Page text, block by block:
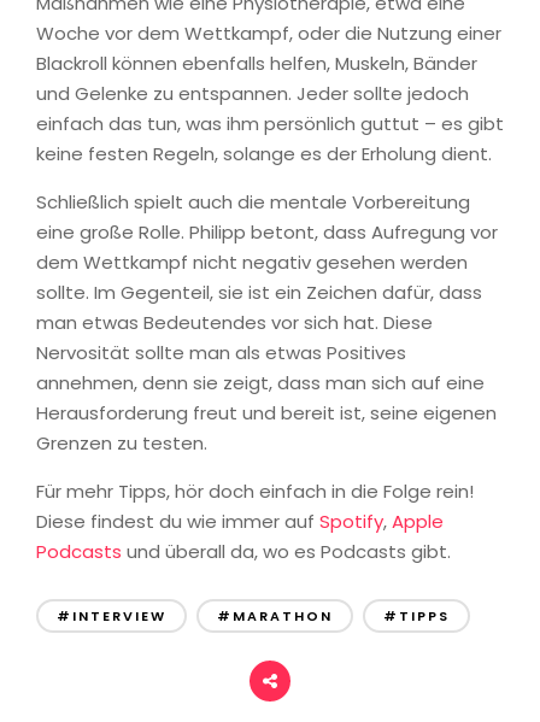
Woche vor dem Wettkampf, oder die Nutzung einer
Blackroll können ebenfalls helfen, Muskeln, Bänder
und Gelenke zu entspannen. Jeder sollte jedoch
einfach das tun, was ihm persönlich guttut – es gibt
keine festen Regeln, solange es der Erholung dient.
Schließlich spielt auch die mentale Vorbereitung
eine große Rolle. Philipp betont, dass Aufregung vor
dem Wettkampf nicht negativ gesehen werden
sollte. Im Gegenteil, sie ist ein Zeichen dafür, dass
man etwas Bedeutendes vor sich hat. Diese
Nervosität sollte man als etwas Positives
annehmen, denn sie zeigt, dass man sich auf eine
Herausforderung freut und bereit ist, seine eigenen
Grenzen zu testen.
Für mehr Tipps, hör doch einfach in die Folge rein!
Diese findest du wie immer auf Spotify,Apple
Podcasts und überall da, wo es Podcasts gibt.
#INTERVIEW #MARATHON #TIPPS